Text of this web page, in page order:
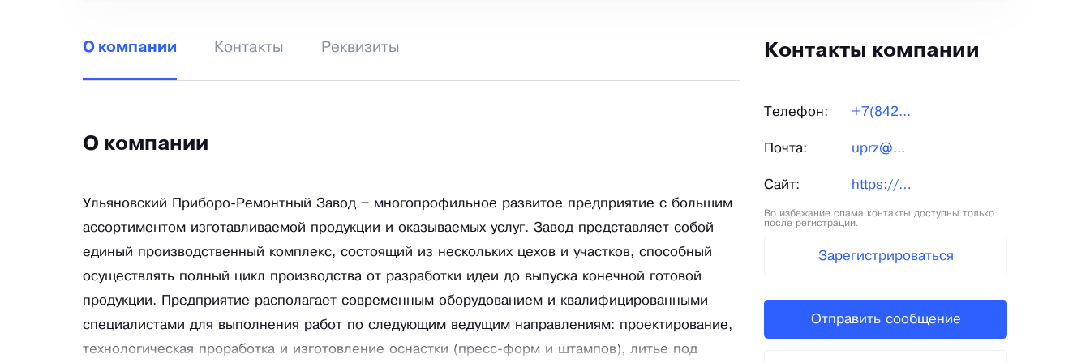
О компании Контакты Реквизиты
О компании
Ульяновский Приборо-Ремонтный Завод – многопрофильное развитое предприятие с большим
ассортиментом изготавливаемой продукции и оказываемых услуг. Завод представляет собой
единый производственный комплекс, состоящий из нескольких цехов и участков, способный
осуществлять полный цикл производства от разработки идеи до выпуска конечной готовой
продукции. Предприятие располагает современным оборудованием и квалифицированными
специалистами для выполнения работ по следующим ведущим направлениям: проектирование,
технологическая проработка и изготовление оснастки (пресс-форм и штампов), литье под
Контакты компании
Телефон: +7(842...
Почта: uprz@...
Сайт: https://uprz.ru/
Во избежание спама контакты доступны только
после регистрации.
Зарегистрироваться
Отправить сообщение